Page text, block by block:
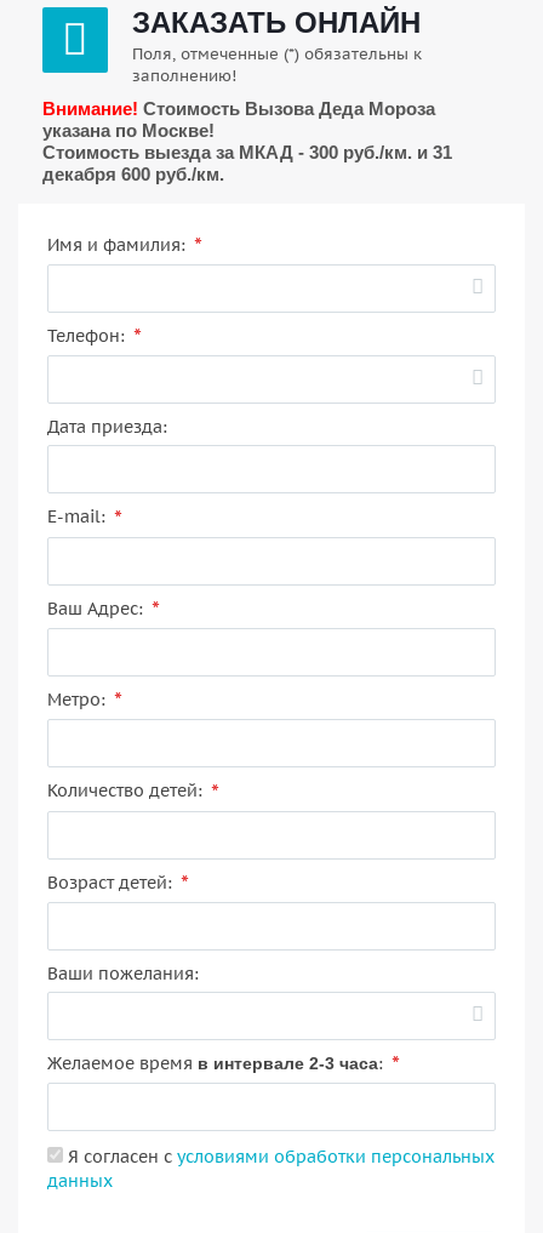
ЗАКАЗАТЬ ОНЛАЙН
Поля, отмеченные (*) обязательны к
заполнению!
Внимание! Стоимость Вызова Деда Мороза
указана по Москве!
Стоимость выезда за МКАД - 300 руб./км. и 31
декабря 600 руб./км.
Имя и фамилия: *
Телефон: *
Дата приезда:
E-mail: *
Ваш Адрес: *
Метро: *
Количество детей: *
Возраст детей: *
Ваши пожелания:
Желаемое время в интервале 2-3 часа: *
Я согласен с условиями обработки персональных
данных